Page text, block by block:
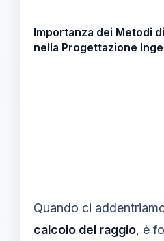
Importanza dei Metodi
nella Progettazione
Quando ci
calcolo del raggio, è